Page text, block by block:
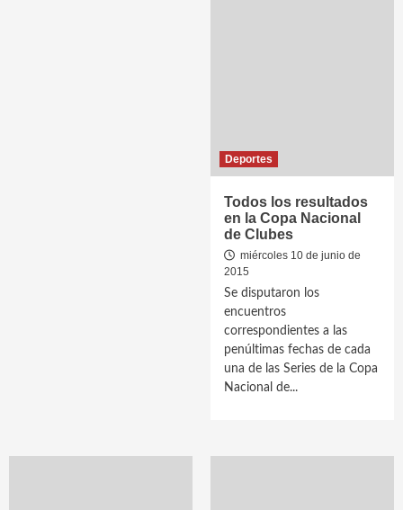
Deportes
Todos los resultados
en la Copa Nacional
de Clubes
miércoles 10 de junio de
2015
Se disputaron los
encuentros
correspondientes a las
penúltimas fechas de cada
una de las Series de la Copa
Nacional de...